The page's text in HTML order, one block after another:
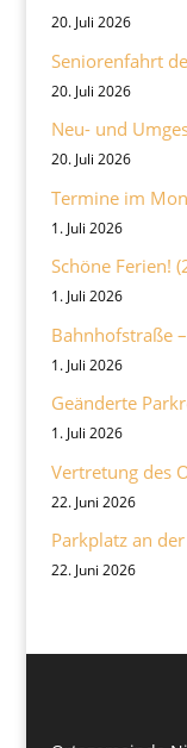
20. Juli 2026
Seniorenfahrt
20. Juli 2026
Neu- und
20. Juli 2026
Termine im
1. Juli 2026
Schöne Ferien!
1. Juli 2026
Bahnhofstraße
1. Juli 2026
Geänderte
1. Juli 2026
Vertretung des
22. Juni 2026
Parkplatz an
22. Juni 2026